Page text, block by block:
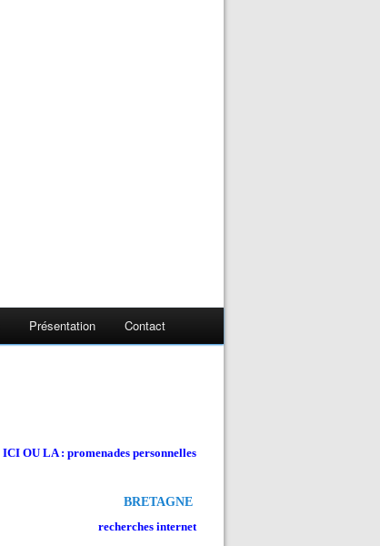
Présentation Contact
ICI OU LA : promenades personnelles
BRETAGNE
recherches internet